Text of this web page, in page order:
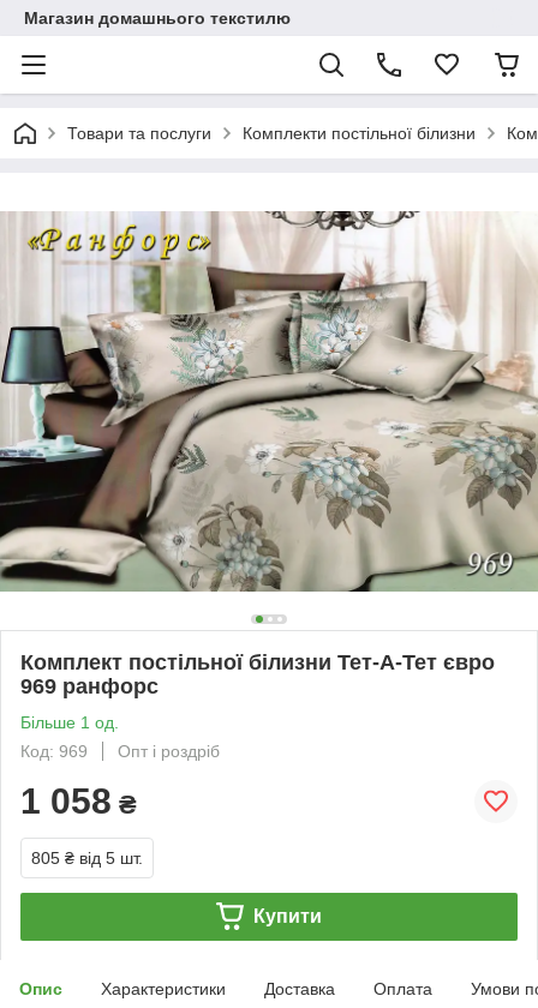
Магазин домашнього текстилю
Товари та послуги Комплекти постільної білизни
Комплект постільної білизни Тет-А-Тет євро
969 ранфорс
Більше 1 од.
Код: 969
Опт і роздріб
1 058 ₴
805 ₴ від 5 шт.
Купити
Опис Характеристики Доставка Оплата Умови